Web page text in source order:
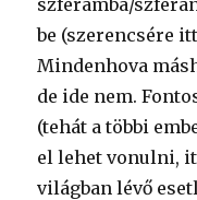
szférámba/
be (szerencsére
Mindenhova
de ide nem.
(tehát a többi
el lehet vonulni,
világban lévő